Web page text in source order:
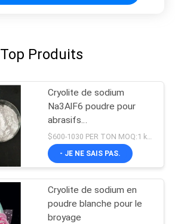
Top Produits
Cryolite de sodium
Na3AlF6 poudre pour
abrasifs
Hexafluoroaluminate de
sodium
- JE NE SAIS PAS.
Cryolite de sodium en
poudre blanche pour le
broyage